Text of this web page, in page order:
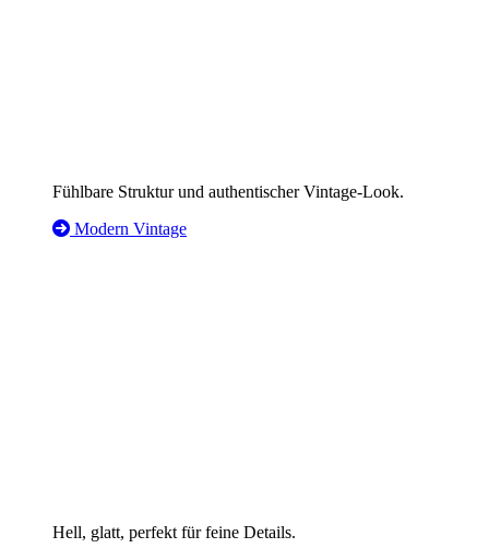
Fühlbare Struktur und authentischer Vintage-Look.
Modern Vintage
Hell, glatt, perfekt für feine Details.